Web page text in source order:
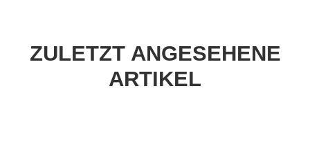
ZULETZT ANGESEHENE
ARTIKEL